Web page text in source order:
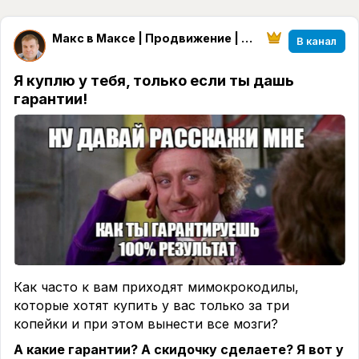
Макс в Максе | Продвижение | Маркетинг | Продажи В канал
Я куплю у тебя, только если ты дашь
гарантии!
Как часто к вам приходят мимокрокодилы,
которые хотят купить у вас только за три
копейки и при этом вынести все мозги?
А какие гарантии? А скидочку сделаете? Я вот у